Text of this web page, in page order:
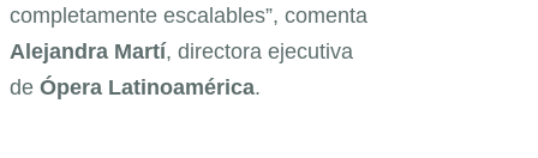
completamente escalables”, comenta
Alejandra Martí, directora ejecutiva
de Ópera Latinoamérica.